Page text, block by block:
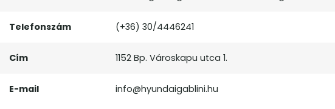
Telefonszám (+36) 30/4446241
Cím 1152 Bp. Városkapu utca 1.
E-mail info@hyundaigablini.hu